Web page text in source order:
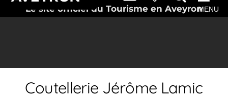
Le site officiel du Tourisme en AveyronMENU
Coutellerie Jérôme Lamic